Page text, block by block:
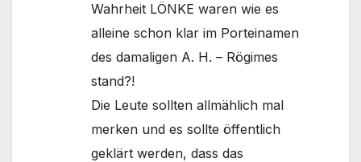
Wahrheit LÖNKE waren wie es
alleine schon klar im Porteinamen
des damaligen A. H. – Rögimes
stand?!
Die Leute sollten allmählich mal
merken und es sollte öffentlich
geklärt werden, dass das